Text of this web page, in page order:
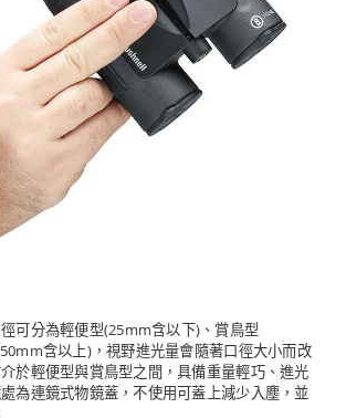
可分為輕便型(25mm含以下)、賞鳥型
含以上)，視野進光量會隨著口徑大小而改
於輕便型與賞鳥型之間，具備重量輕巧、進光
為連鏡式物鏡蓋，不使用可蓋上減少入塵，並